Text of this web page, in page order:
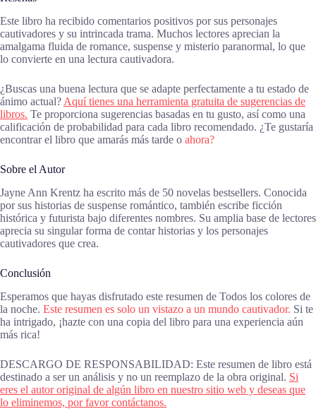
Este libro ha recibido comentarios positivos por sus personajes
cautivadores y su intrincada trama. Muchos lectores aprecian la
amalgama fluida de romance, suspense y misterio paranormal, lo que
lo convierte en una lectura cautivadora.
¿Buscas una buena lectura que se adapte perfectamente a tu estado de
ánimo actual? Aquí tienes una herramienta gratuita de sugerencias de
libros. Te proporciona sugerencias basadas en tu gusto, así como una
calificación de probabilidad para cada libro recomendado. ¿Te gustaría
encontrar el libro que amarás más tarde o ahora?
Sobre el Autor
Jayne Ann Krentz ha escrito más de 50 novelas bestsellers. Conocida
por sus historias de suspense romántico, también escribe ficción
histórica y futurista bajo diferentes nombres. Su amplia base de lectores
aprecia su singular forma de contar historias y los personajes
cautivadores que crea.
Conclusión
Esperamos que hayas disfrutado este resumen de Todos los colores de
la noche. Este resumen es solo un vistazo a un mundo cautivador. Si te
ha intrigado, ¡hazte con una copia del libro para una experiencia aún
más rica!
DESCARGO DE RESPONSABILIDAD: Este resumen de libro está
destinado a ser un análisis y no un reemplazo de la obra original. Si
eres el autor original de algún libro en nuestro sitio web y deseas que
lo eliminemos, por favor contáctanos.